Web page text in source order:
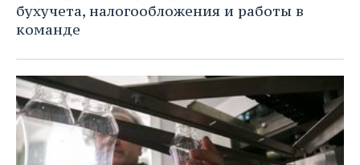
бухучета, налогообложения и работы в
команде